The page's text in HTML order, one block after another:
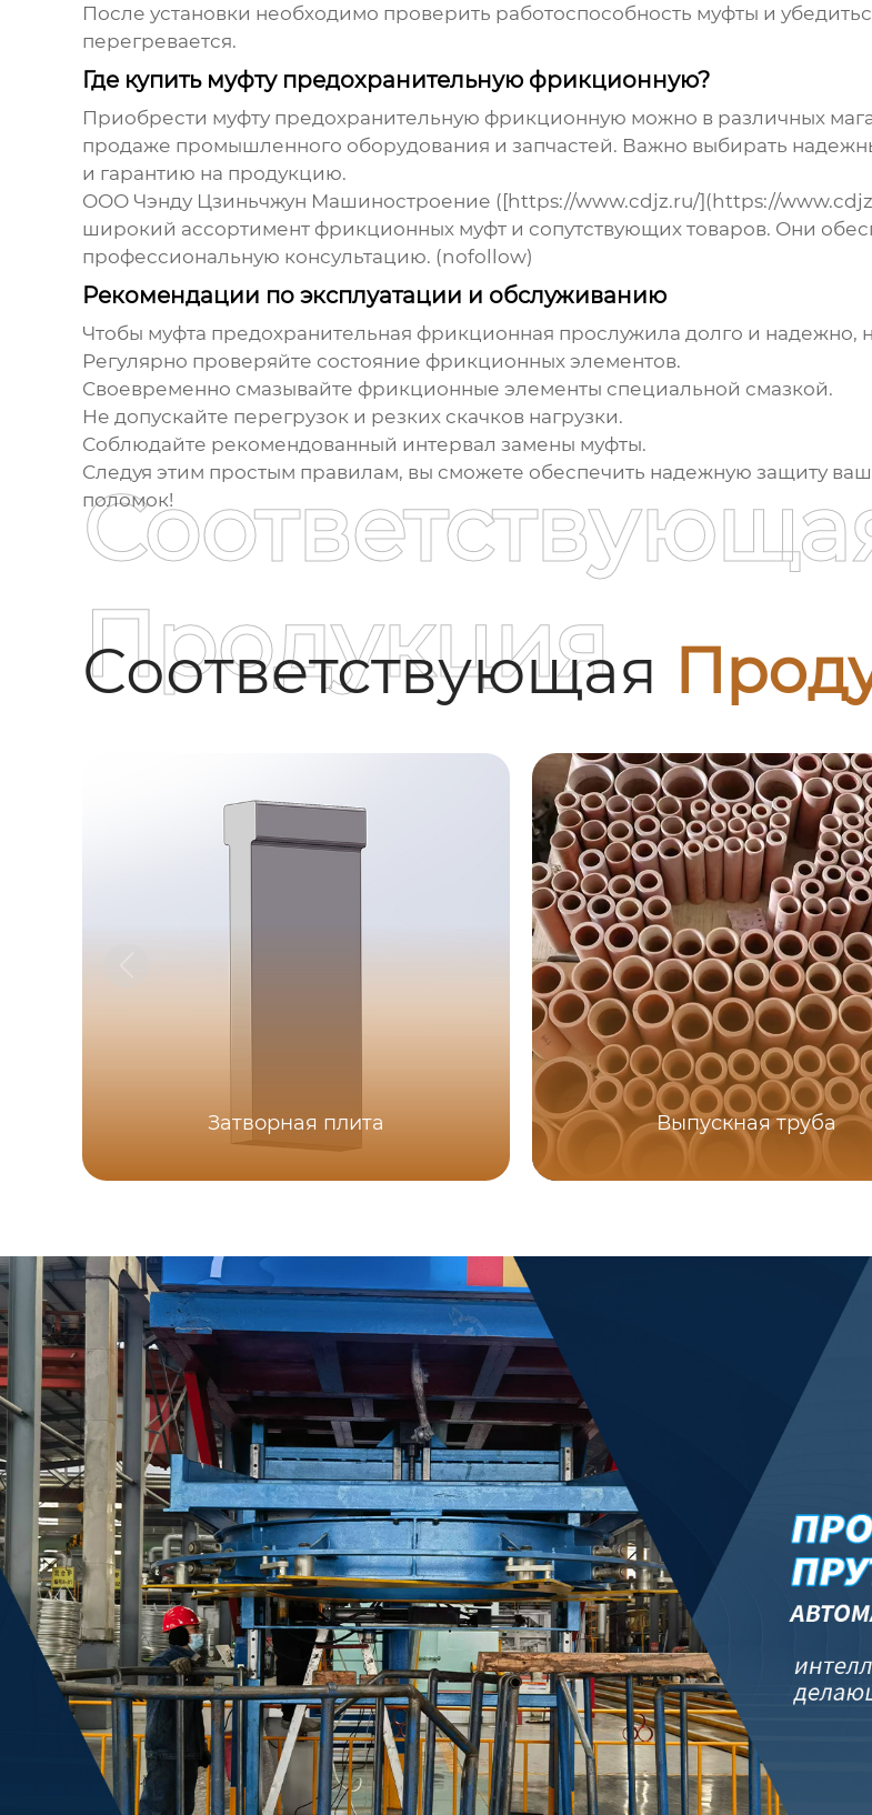
После установки необходимо проверить работоспособность муфты и
перегревается.
Где купить муфту предохранительную фрикционную?
Приобрести муфту предохранительную фрикционную можно в различных
продаже промышленного оборудования и запчастей. Важно выбирать
и гарантию на продукцию.
ООО Чэнду Цзиньчжун Машиностроение ([https://www.cdjz.ru/](https://
широкий ассортимент фрикционных муфт и сопутствующих товаров. Они
профессиональную консультацию. (nofollow)
Рекомендации по эксплуатации и обслуживанию
Чтобы муфта предохранительная фрикционная прослужила долго и
Регулярно проверяйте состояние фрикционных элементов.
Своевременно смазывайте фрикционные элементы специальной смазкой.
Не допускайте перегрузок и резких скачков нагрузки.
Соблюдайте рекомендованный интервал замены муфты.
Следуя этим простым правилам, вы сможете обеспечить надежную защиту
поломок!
Соответствующая
Продукция
Затворная плита Выпускная труба